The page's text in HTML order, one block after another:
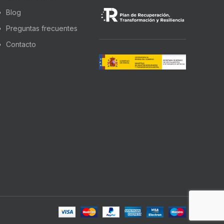
Blog
Preguntas frecuentes
Contacto